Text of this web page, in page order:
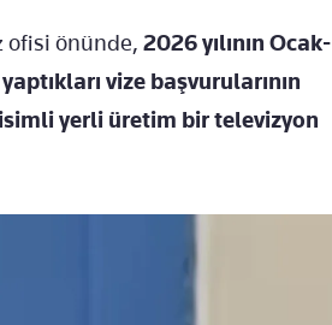
ofisi önünde, 2026 yılının Ocak-
vize başvurularının
yerli üretim bir televizyon